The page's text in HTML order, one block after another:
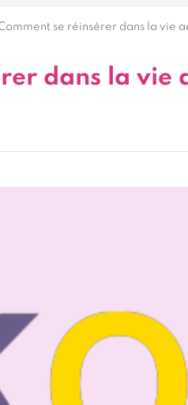
se réinsérer dans la vie
dans la